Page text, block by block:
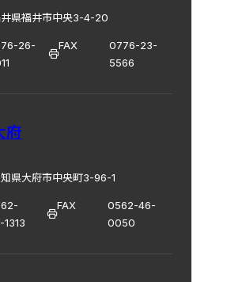
県福井市中央3-4-20
26-
FAX
0776-23-
5566
府
県大府市中央町3-96-1
FAX
0562-46-
0050